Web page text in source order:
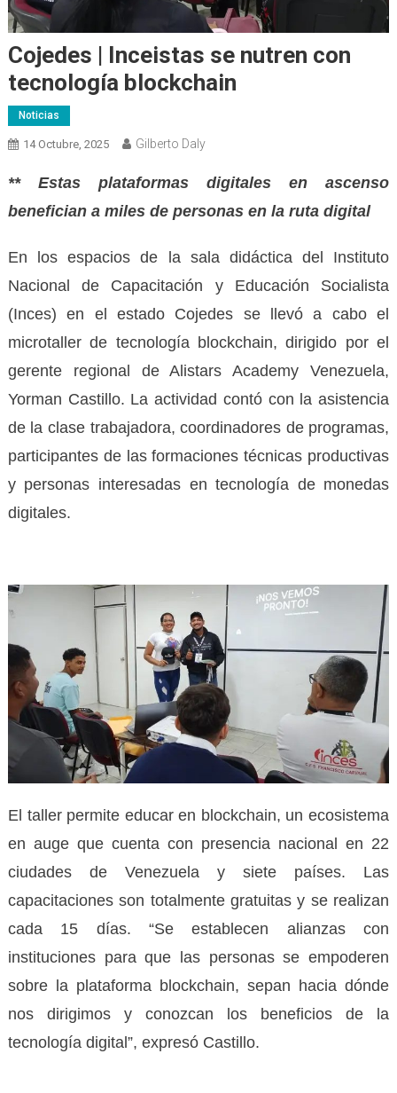
Cojedes | Inceistas se nutren con
tecnología blockchain
Noticias
14 Octubre, 2025 Gilberto Daly
** Estas plataformas digitales en ascenso
benefician a miles de personas en la ruta digital
En los espacios de la sala didáctica del Instituto
Nacional de Capacitación y Educación Socialista
(Inces) en el estado Cojedes se llevó a cabo el
microtaller de tecnología blockchain, dirigido por el
gerente regional de Alistars Academy Venezuela,
Yorman Castillo. La actividad contó con la asistencia
de la clase trabajadora, coordinadores de programas,
participantes de las formaciones técnicas productivas
y personas interesadas en tecnología de monedas
digitales.
El taller permite educar en blockchain, un ecosistema
en auge que cuenta con presencia nacional en 22
ciudades de Venezuela y siete países. Las
capacitaciones son totalmente gratuitas y se realizan
cada 15 días. “Se establecen alianzas con
instituciones para que las personas se empoderen
sobre la plataforma blockchain, sepan hacia dónde
nos dirigimos y conozcan los beneficios de la
tecnología digital”, expresó Castillo.